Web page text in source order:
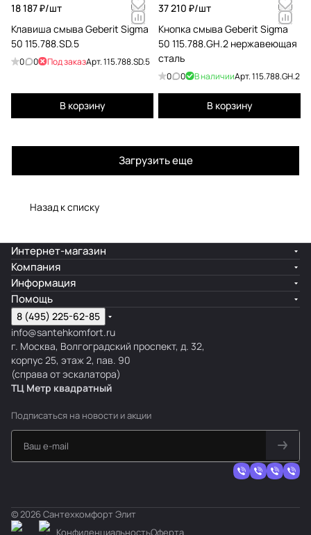
18 187 ₽/шт
Клавиша смыва Geberit Sigma
50 115.788.SD.5
0 0 Под заказАрт.115.788.SD.5
В корзину
37 210 ₽/шт
Кнопка смыва Geberit Sigma
50 115.788.GH.2 нержавеющая
сталь
0 0 В наличииАрт.115.788.GH.2
В корзину
Загрузить еще
Назад к списку
Интернет-магазин
Компания
Информация
Помощь
8 (495) 225-62-85
info@santehkomfort.ru
г. Москва, Волгоградский проспект, д. 32,
корпус 25, этаж 2, пав. 90
(справа от эскалатора)
ТЦ Метр квадратный
Подписаться на новости и акции
© 2026 Сантехкомфорт Элит
КонфиденциальностьОферта